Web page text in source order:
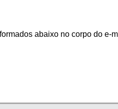
abaixo no corpo do e-